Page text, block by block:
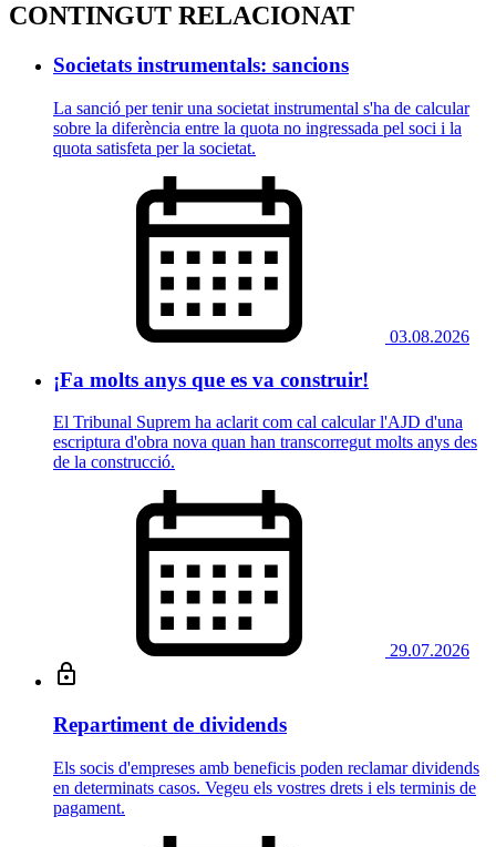
CONTINGUT RELACIONAT
Societats instrumentals: sancions
La sanció per tenir una societat instrumental s'ha de calcular
sobre la diferència entre la quota no ingressada pel soci i la
quota satisfeta per la societat.
03.08.2026
¡Fa molts anys que es va construir!
El Tribunal Suprem ha aclarit com cal calcular l'AJD d'una
escriptura d'obra nova quan han transcorregut molts anys des
de la construcció.
29.07.2026
Repartiment de dividends
Els socis d'empreses amb beneficis poden reclamar dividends
en determinats casos. Vegeu els vostres drets i els terminis de
pagament.